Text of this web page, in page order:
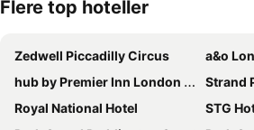
Flere top hoteller
Zedwell Piccadilly Circus
a&o
hub by Premier Inn London Shoreditch
Strand
Royal National Hotel
STG